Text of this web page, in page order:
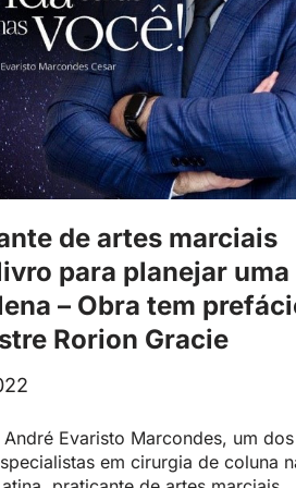
de artes marciais
para planejar uma
– Obra tem
Rorion Gracie
Evaristo Marcondes, um dos
em cirurgia de coluna